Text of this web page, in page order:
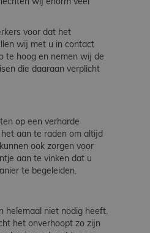
wij enorm veel
voor dat het
wij met u in contact
te hoog en nemen wij de
die daaraan verplicht
op een verharde
aan te raden om altijd
ook zorgen voor
aan te vinken dat u
te begeleiden.
helemaal niet nodig heeft.
het onverhoopt zo zijn